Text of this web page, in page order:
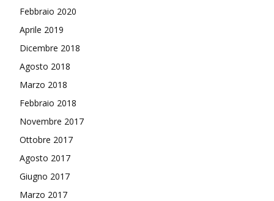
Febbraio 2020
Aprile 2019
Dicembre 2018
Agosto 2018
Marzo 2018
Febbraio 2018
Novembre 2017
Ottobre 2017
Agosto 2017
Giugno 2017
Marzo 2017